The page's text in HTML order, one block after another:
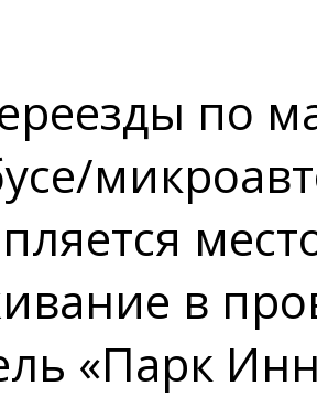
по
в
«Парк